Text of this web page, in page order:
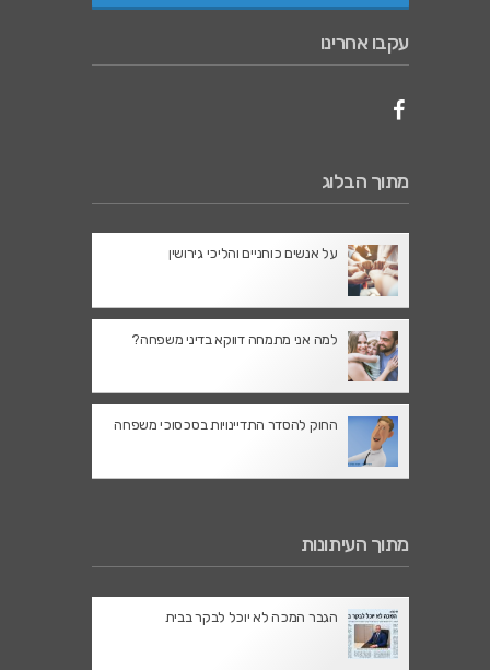
עקבו אחרינו
מתוך הבלוג
על אנשים כוחניים והליכי גירושין
למה אני מתמחה דווקא בדיני משפחה?
החוק להסדר התדיינויות בסכסוכי משפחה
מתוך העיתונות
הגבר המכה לא יוכל לבקר בבית